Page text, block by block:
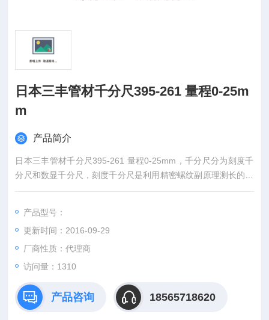
日本三丰管材千分尺395-261 量程0-25m
m
产品简介
日本三丰管材千分尺395-261 量程0-25mm，千分尺分为刻度千
分尺和数显千分尺，刻度千分尺是利用精密螺纹副原理测长的手
携式通用长度测量工具。数显千分尺是测量系统中应用了光栅测
产品型号：
更新时间：2016-09-29
厂商性质：代理商
访问量：1310
产品咨询 18565718620